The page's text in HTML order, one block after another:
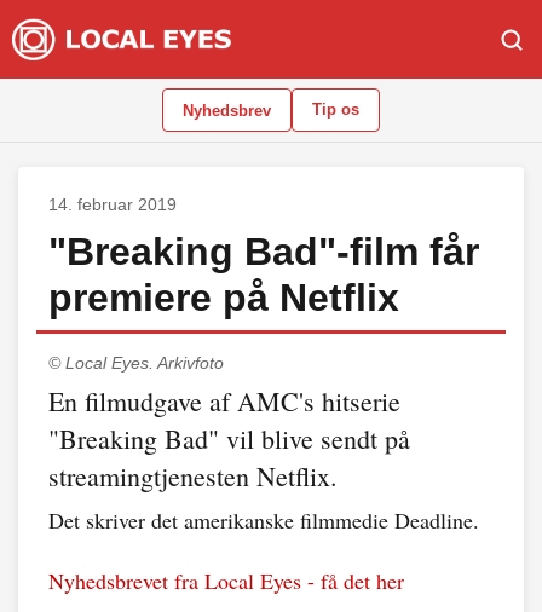
Nyhedsbrev Tip os
14. februar 2019
"Breaking Bad"-film får
premiere på Netflix
© Local Eyes. Arkivfoto
En filmudgave af AMC's hitserie
"Breaking Bad" vil blive sendt på
streamingtjenesten Netflix.
Det skriver det amerikanske filmmedie Deadline.
Nyhedsbrevet fra Local Eyes - få det her